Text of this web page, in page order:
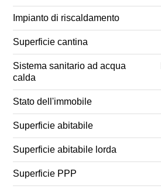
Impianto di riscaldamento
Superficie cantina
Sistema sanitario ad acqua
calda
Stato dell'immobile
Superficie abitabile
Superficie abitabile lorda
Superficie PPP